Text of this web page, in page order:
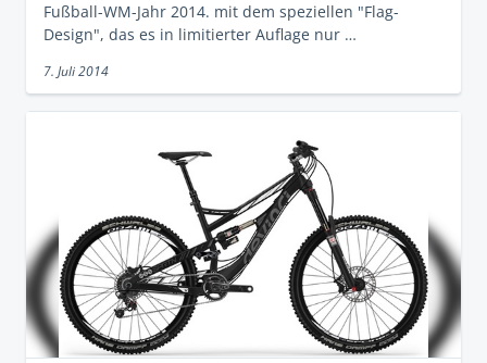
Fußball-WM-Jahr 2014. mit dem speziellen "Flag-
Design", das es in limitierter Auflage nur …
7. Juli 2014